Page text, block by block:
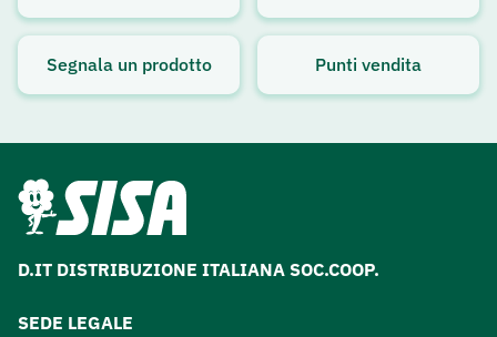
Avviso attivo
Segnala un prodotto Punti vendita
D.IT DISTRIBUZIONE ITALIANA SOC.COOP.
SEDE LEGALE